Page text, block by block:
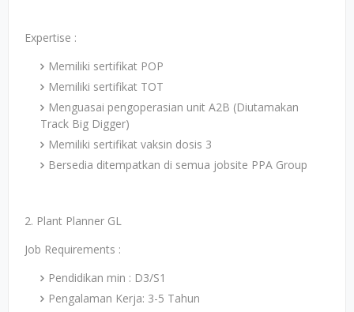
Expertise :
Memiliki sertifikat POP
Memiliki sertifikat TOT
Menguasai pengoperasian unit A2B (Diutamakan
Track Big Digger)
Memiliki sertifikat vaksin dosis 3
Bersedia ditempatkan di semua jobsite PPA Group
2. Plant Planner GL
Job Requirements :
Pendidikan min : D3/S1
Pengalaman Kerja: 3-5 Tahun